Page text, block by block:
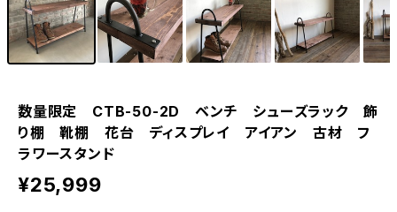
数量限定 CTB-50-2D ベンチ シューズラック 飾
り棚 靴棚 花台 ディスプレイ アイアン 古材 フ
ラワースタンド
¥25,999